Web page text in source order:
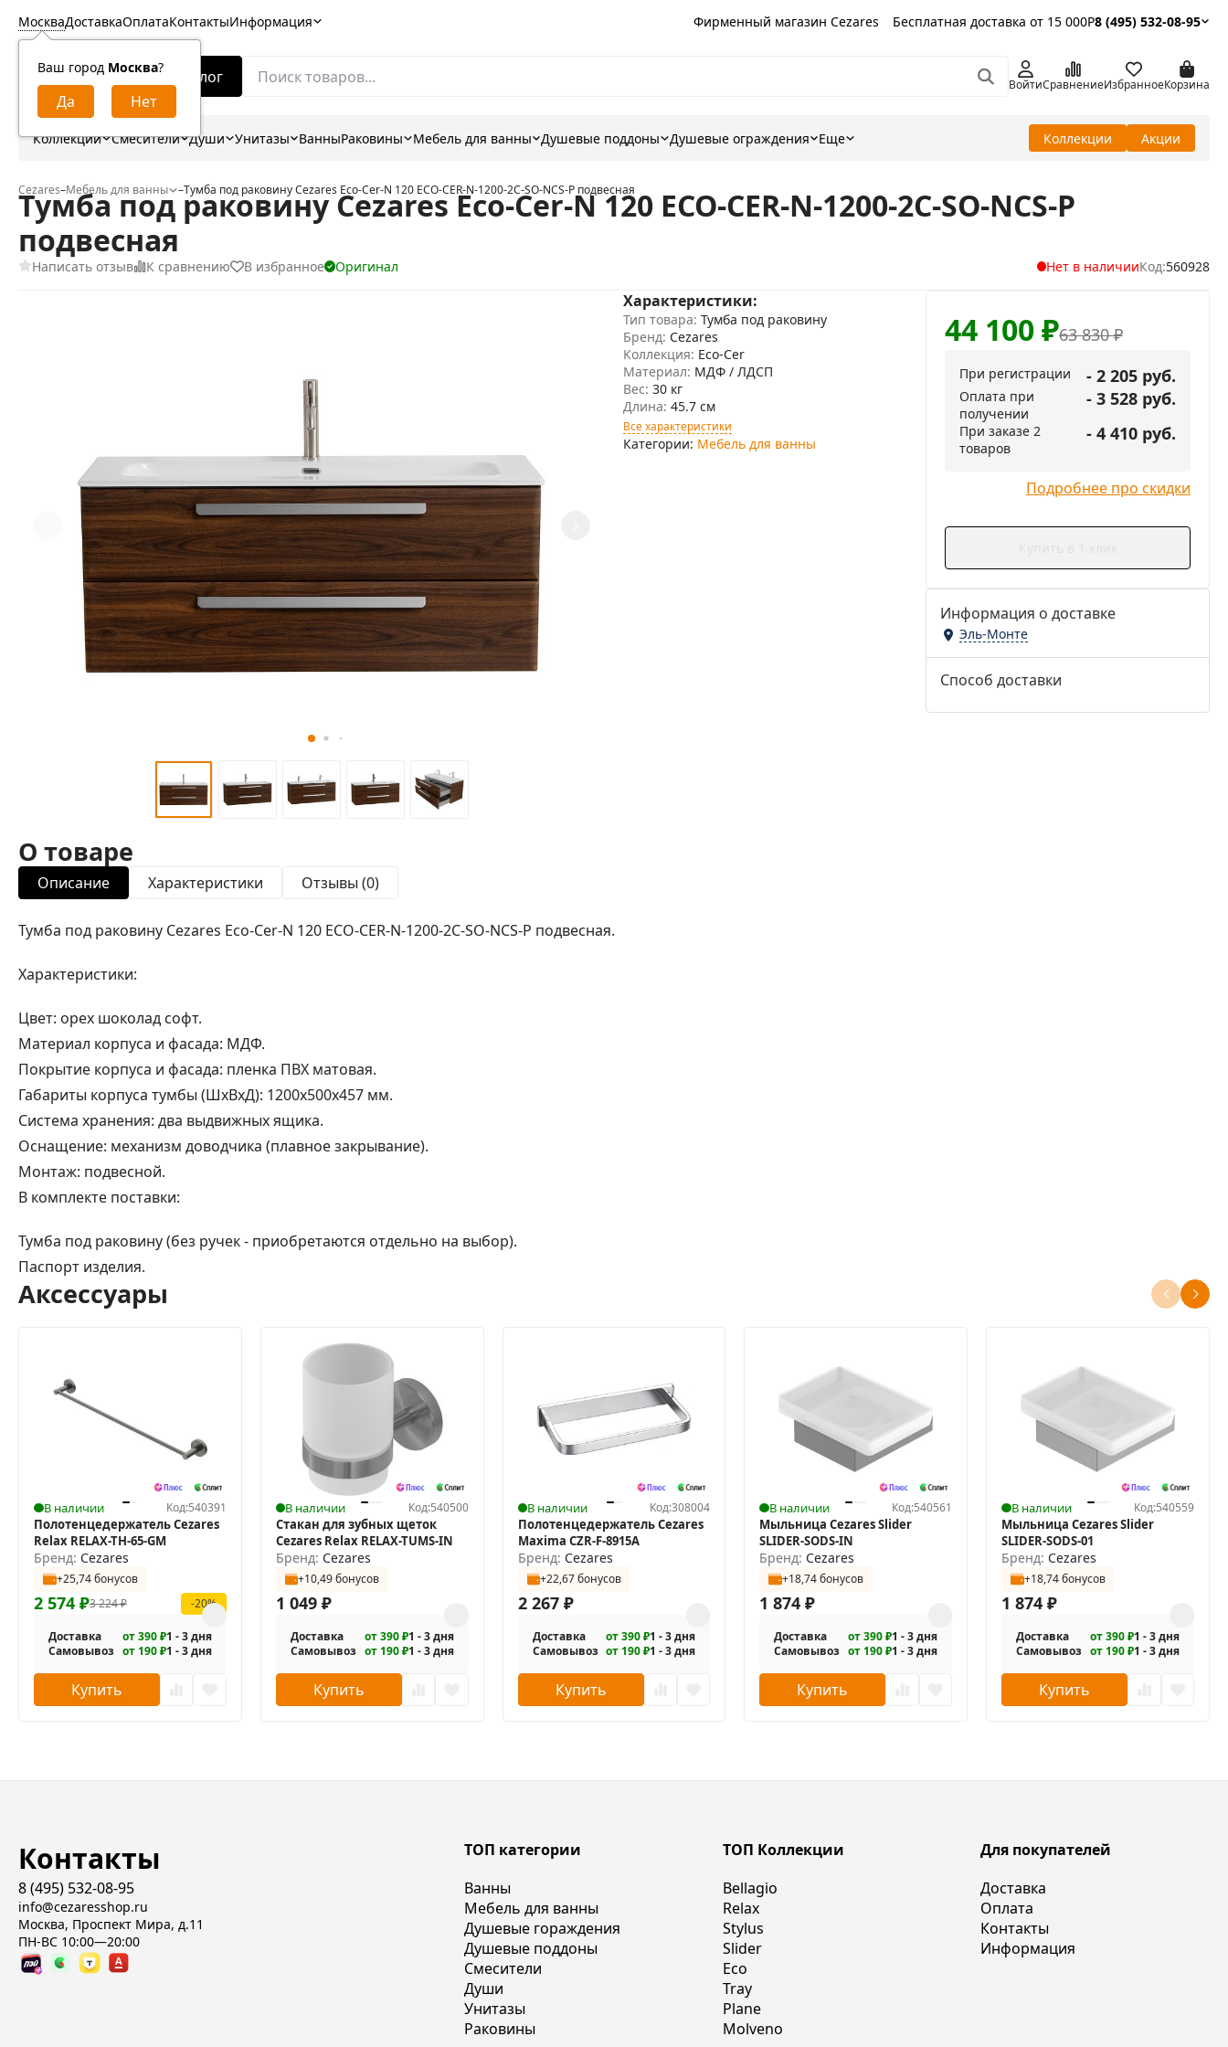
Москва
Ваш город Москва?
ДоставкаОплатаКонтактыИнформация Фирменный магазин Cezares Бесплатная доставка от 15 000Р8 (495) 532-08-95
Каталог ВойтиСравнениеИзбранноеКорзина
Коллекции Смесители Души Унитазы ВанныРаковины Мебель для ванны Душевые поддоны Душевые ограждения Еще Коллекции Акции
Cezares–Мебель для ванны –Тумба под раковину Cezares Eco-Cer-N 120 ECO-CER-N-1200-2C-SO-NCS-P подвесная
Тумба под раковину Cezares Eco-Cer-N 120 ECO-CER-N-1200-2C-SO-NCS-P
подвесная
Написать отзыв К сравнению В избранное Оригинал Нет в наличииКод:560928
Характеристики:
Тип товара: Тумба под раковину
Бренд: Cezares
Коллекция: Eco-Cer
Материал: МДФ / ЛДСП
Вес: 30 кг
Длина: 45.7 см
Все характеристики
Категории: Мебель для ванны
63 830₽
44 100₽
При регистрации - 2 205 руб.
Оплата при
получении
- 3 528 руб.
При заказе 2
товаров
- 4 410 руб.
Подробнее про скидки
Информация о доставке
Эль-Монте
Способ доставки
О товаре
Описание Характеристики Отзывы (0)
Тумба под раковину Cezares Eco-Cer-N 120 ECO-CER-N-1200-2C-SO-NCS-P подвесная.
Характеристики:
Цвет: орех шоколад софт.
Материал корпуса и фасада: МДФ.
Покрытие корпуса и фасада: пленка ПВХ матовая.
Габариты корпуса тумбы (ШхВхД): 1200х500х457 мм.
Система хранения: два выдвижных ящика.
Оснащение: механизм доводчика (плавное закрывание).
Монтаж: подвесной.
В комплекте поставки:
Тумба под раковину (без ручек - приобретаются отдельно на выбор).
Паспорт изделия.
Аксессуары
В наличии Код:540391
Полотенцедержатель Cezares
Relax RELAX-TH-65-GM
Бренд: Cezares
+25,74 бонусов
3 224₽
2 574 ₽ -20%
Доставка от 390 ₽1 - 3 дня
Самовывоз от 190 ₽1 - 3 дня
Купить
В наличии Код:540500
Стакан для зубных щеток
Cezares Relax RELAX-TUMS-IN
Бренд: Cezares
+10,49 бонусов
1 049 ₽
Доставка от 390 ₽1 - 3 дня
Самовывоз от 190 ₽1 - 3 дня
Купить
В наличии Код:308004
Полотенцедержатель Cezares
Maxima CZR-F-8915A
Бренд: Cezares
+22,67 бонусов
2 267 ₽
Доставка от 390 ₽1 - 3 дня
Самовывоз от 190 ₽1 - 3 дня
Купить
В наличии Код:540561
Мыльница Cezares Slider
SLIDER-SODS-IN
Бренд: Cezares
+18,74 бонусов
1 874₽
Доставка от 390 ₽1 - 3 дня
Самовывоз от 190 ₽1 - 3 дня
Купить
В наличии Код:540559
Мыльница Cezares Slider
SLIDER-SODS-01
Бренд: Cezares
+18,74 бонусов
1 874₽
Доставка от 390 ₽1 - 3 дня
Самовывоз от 190 ₽1 - 3 дня
Купить
Контакты
8 (495) 532-08-95
info@cezaresshop.ru
Москва, Проспект Мира, д.11
ПН-ВС 10:00—20:00
ТОП категории
Ванны
Мебель для ванны
Душевые гораждения
Душевые поддоны
Смесители
Души
Унитазы
Раковины
ТОП Коллекции
Bellagio
Relax
Stylus
Slider
Eco
Tray
Plane
Molveno
Для покупателей
Доставка
Оплата
Контакты
Информация